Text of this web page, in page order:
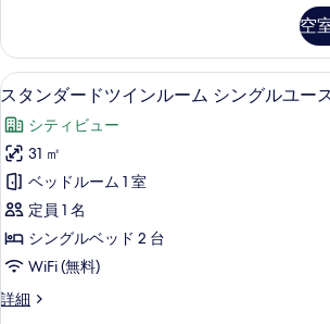
す
る
ト
フ
ロ
ア
コ
ー
ナ
ー
ダ
ブ
ム
コ
ン
ォ
ー
ト
フ
ロ
ア
コ
ー
ー
空
ス
タ
ン
ダ
ー
ド
ツ
イ
ン
2
スタンダードツインルーム シングルユー
シティビュー
31 ㎡
ベッドルーム 1 室
定員 1 名
シングルベッド 2 台
WiFi (無料)
詳細
ス